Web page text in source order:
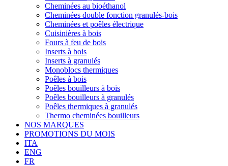
Cheminées au bioéthanol
Cheminées double fonction granulés-bois
Cheminées et poêles électrique
Cuisinières à bois
Fours à feu de bois
Inserts à bois
Inserts à granulés
Monoblocs thermiques
Poêles à bois
Poêles bouilleurs à bois
Poêles bouilleurs à granulés
Poêles thermiques à granulés
Thermo cheminées bouilleurs
NOS MARQUES
PROMOTIONS DU MOIS
ITA
ENG
FR